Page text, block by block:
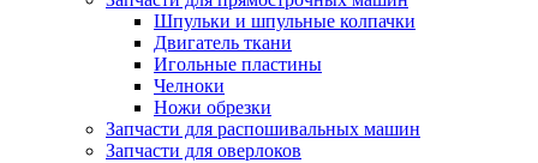
Шпульки и шпульные колпачки
Двигатель ткани
Игольные пластины
Челноки
Ножи обрезки
Запчасти для распошивальных машин
Запчасти для оверлоков